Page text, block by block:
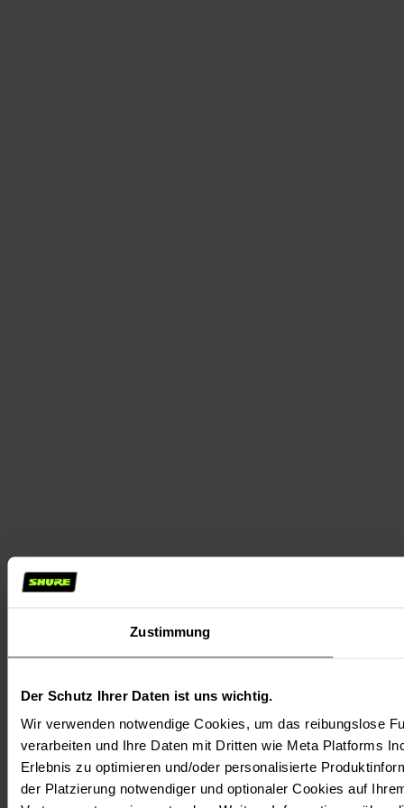
Zustimmung
Der Schutz Ihrer Daten ist uns wichtig.
Wir verwenden notwendige Cookies, um das reibungslose
verarbeiten und Ihre Daten mit Dritten wie Meta Platforms
Erlebnis zu optimieren und/oder personalisierte
der Platzierung notwendiger und optionaler Cookies auf